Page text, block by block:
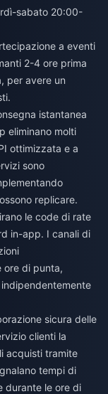
sabato 20:00-
a eventi
2-4 ore prima
per avere un
istantanea
eliminano molti
ottimizzata e a
sono
replicare.
le code di rate
in-app. I canali di
ore di punta,
sicura delle
clienti la
acquisti tramite
tempi di
durante le ore di